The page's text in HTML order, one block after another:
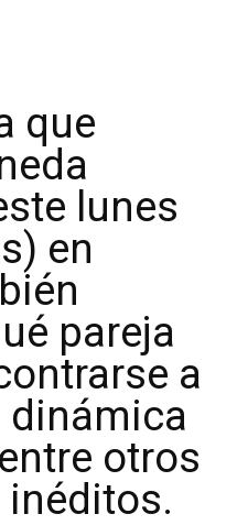
que
lunes
en
pareja
a
dinámica
otros